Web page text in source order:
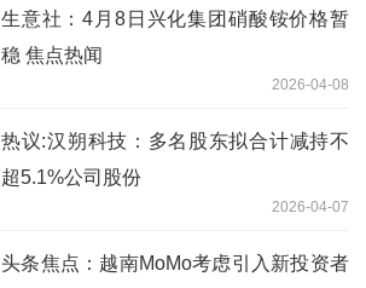
生意社：4月8日兴化集团硝酸铵价格暂
稳 焦点热闻
2026-04-08
热议:汉朔科技：多名股东拟合计减持不
超5.1%公司股份
2026-04-07
头条焦点：越南MoMo考虑引入新投资者